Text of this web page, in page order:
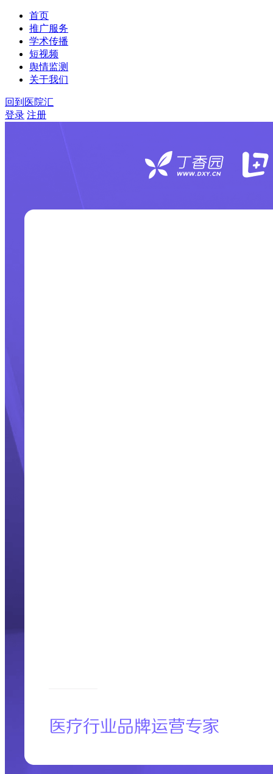
首页
推广服务
学术传播
短视频
舆情监测
关于我们
回到医院汇
登录 注册